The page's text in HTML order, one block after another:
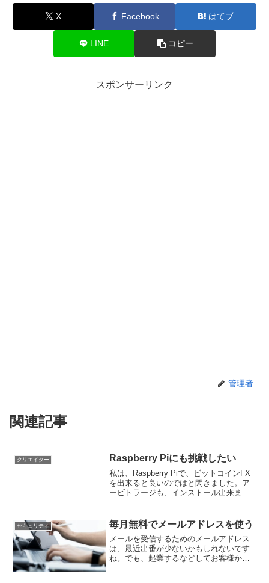
X Facebook はてブ
LINE コピー
スポンサーリンク
管理者
関連記事
クリエイター Raspberry Piにも挑戦したい
私は、Raspberry Piで、ビットコインFX
を出来ると良いのではと閃きました。ア
ービトラージも、インストール出来ま
も、依頼主のアカウントでサーバー契約
するなど手間と...
セキュリティ 毎月無料でメールアドレスを使う
メールを受信するためのメールアドレス
は、最近出番が少ないかもしれないです
ね。でも、起業するなどしてお客様から